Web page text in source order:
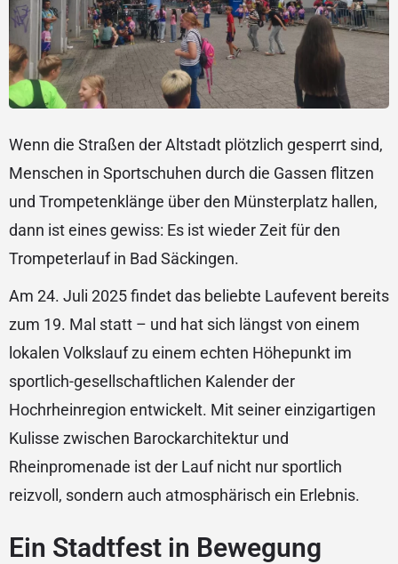
Wenn die Straßen der Altstadt plötzlich gesperrt sind,
Menschen in Sportschuhen durch die Gassen flitzen
und Trompetenklänge über den Münsterplatz hallen,
dann ist eines gewiss: Es ist wieder Zeit für den
Trompeterlauf in Bad Säckingen.
Am 24. Juli 2025 findet das beliebte Laufevent bereits
zum 19. Mal statt – und hat sich längst von einem
lokalen Volkslauf zu einem echten Höhepunkt im
sportlich-gesellschaftlichen Kalender der
Hochrheinregion entwickelt. Mit seiner einzigartigen
Kulisse zwischen Barockarchitektur und
Rheinpromenade ist der Lauf nicht nur sportlich
reizvoll, sondern auch atmosphärisch ein Erlebnis.
Ein Stadtfest in Bewegung